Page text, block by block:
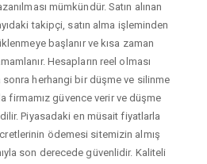
mümkündür. Satın alınan
takipçi, satın alma işleminden
başlanır ve kısa zaman
Hesapların reel olması
herhangi bir düşme ve silinme
firmamız güvence verir ve düşme
Piyasadaki en müsait fiyatlarla
ödemesi sitemizin almış
son derecede güvenlidir. Kaliteli